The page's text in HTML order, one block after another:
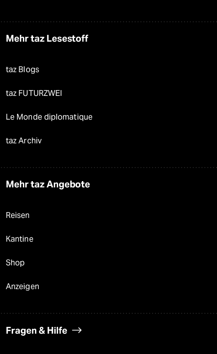
Mehr taz Lesestoff
taz Blogs
taz FUTURZWEI
Le Monde diplomatique
taz Archiv
Mehr taz Angebote
Reisen
Kantine
Shop
Anzeigen
Fragen & Hilfe